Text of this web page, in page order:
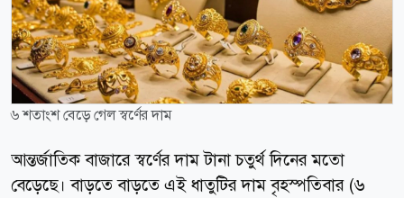
৬ শতাংশ বেড়ে গেল স্বর্ণের দাম
আন্তর্জাতিক বাজারে স্বর্ণের দাম টানা চতুর্থ দিনের মতো
বেড়েছে। বাড়তে বাড়তে এই ধাতুটির দাম বৃহস্পতিবার (৬